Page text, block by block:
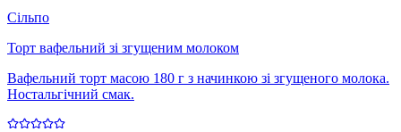
Сільпо
Торт вафельний зі згущеним молоком
Вафельний торт масою 180 г з начинкою зі згущеного молока.
Ностальгічний смак.